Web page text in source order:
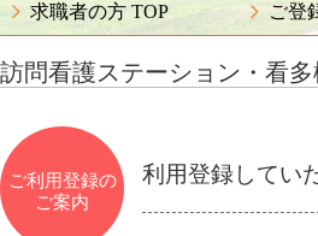
求職者の方 TOP ご登
訪問看護ステーション・看
ご利用登録の
ご案内
利用登録してい